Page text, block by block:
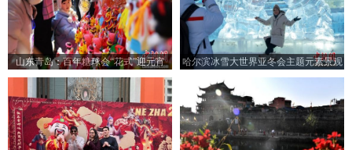
山东青岛：百年糖球会“花式”迎元宵
哈尔滨冰雪大世界亚冬会主题元素景观
吸引游客打卡